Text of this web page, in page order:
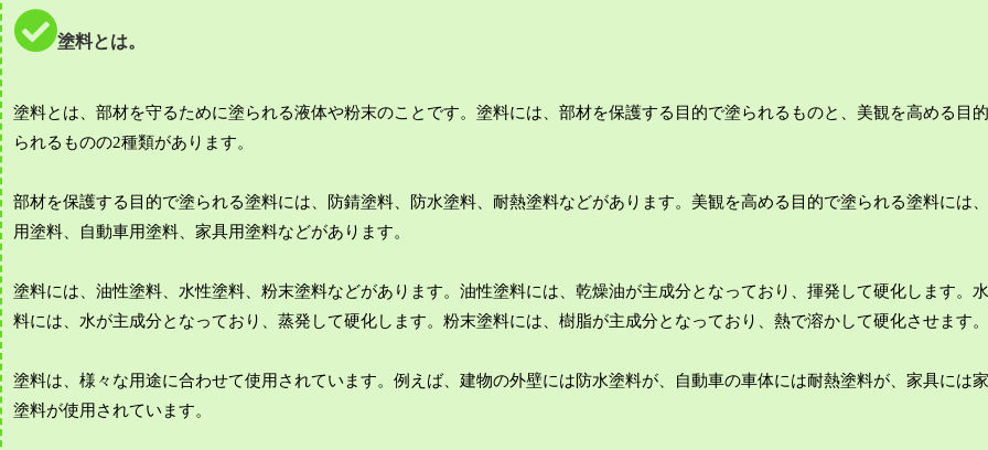
塗料とは。
塗料とは、部材を守るために塗られる液体や粉末のことです。塗料には、部材を保護する目的で塗られるものと、美観を高める目
られるものの2種類があります。
部材を保護する目的で塗られる塗料には、防錆塗料、防水塗料、耐熱塗料などがあります。美観を高める目的で塗られる塗料には
用塗料、自動車用塗料、家具用塗料などがあります。
塗料には、油性塗料、水性塗料、粉末塗料などがあります。油性塗料には、乾燥油が主成分となっており、揮発して硬化します。
料には、水が主成分となっており、蒸発して硬化します。粉末塗料には、樹脂が主成分となっており、熱で溶かして硬化させます。
塗料は、様々な用途に合わせて使用されています。例えば、建物の外壁には防水塗料が、自動車の車体には耐熱塗料が、家具には
塗料が使用されています。